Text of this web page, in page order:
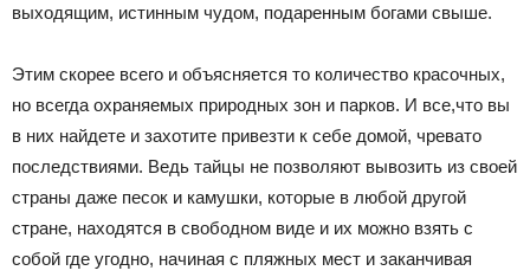
выходящим, истинным чудом, подаренным богами свыше.
Этим скорее всего и объясняется то количество красочных,
но всегда охраняемых природных зон и парков. И все,что вы
в них найдете и захотите привезти к себе домой, чревато
последствиями. Ведь тайцы не позволяют вывозить из своей
страны даже песок и камушки, которые в любой другой
стране, находятся в свободном виде и их можно взять с
собой где угодно, начиная с пляжных мест и заканчивая